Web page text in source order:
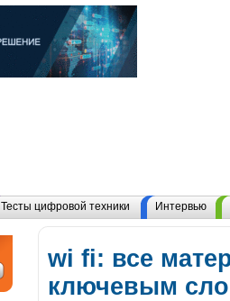
Тесты цифровой техники Интервью
wi fi: все
ключевым